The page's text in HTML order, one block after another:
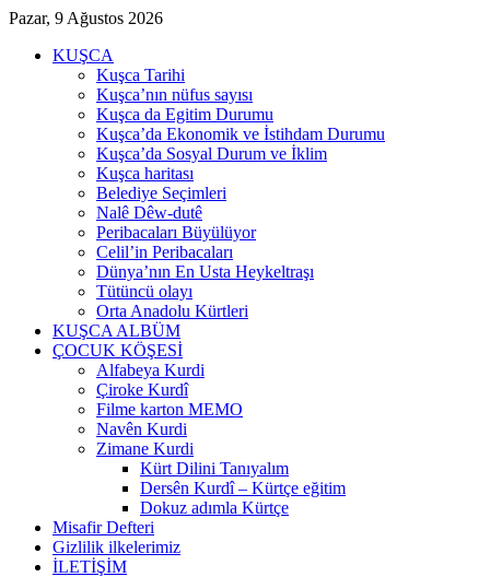
Pazar, 9 Ağustos 2026
KUŞCA
Kuşca Tarihi
Kuşca’nın nüfus sayısı
Kuşca da Egitim Durumu
Kuşca’da Ekonomik ve İstihdam Durumu
Kuşca’da Sosyal Durum ve İklim
Kuşca haritası
Belediye Seçimleri
Nalê Dêw-dutê
Peribacaları Büyülüyor
Celil’in Peribacaları
Dünya’nın En Usta Heykeltraşı
Tütüncü olayı
Orta Anadolu Kürtleri
KUŞCA ALBÜM
ÇOCUK KÖŞESİ
Alfabeya Kurdi
Çiroke Kurdî
Filme karton MEMO
Navên Kurdi
Zimane Kurdi
Kürt Dilini Tanıyalım
Dersên Kurdî – Kürtçe eğitim
Dokuz adımla Kürtçe
Misafir Defteri
Gizlilik ilkelerimiz
İLETİŞİM